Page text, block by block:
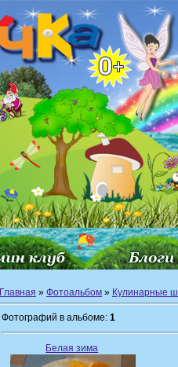
Главная » Фотоальбом » Кулинарные
Фотографий в альбоме: 1
Белая зима